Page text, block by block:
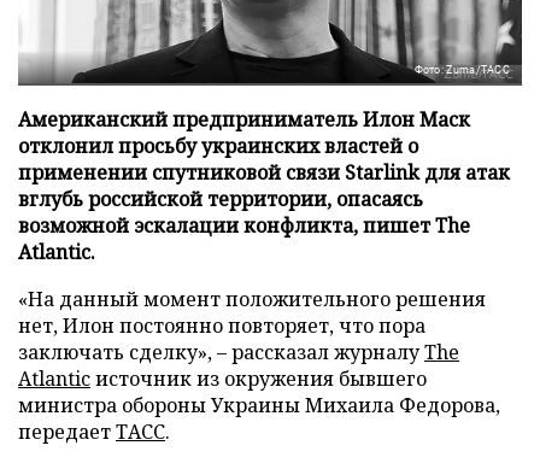
Фото: Zuma/ТАСС
Американский предприниматель Илон Маск
отклонил просьбу украинских властей о
применении спутниковой связи Starlink для атак
вглубь российской территории, опасаясь
возможной эскалации конфликта, пишет The
Atlantic.
«На данный момент положительного решения
нет, Илон постоянно повторяет, что пора
заключать сделку», – рассказал журналуThe
Atlanticисточник из окружения бывшего
министра обороны Украины Михаила Федорова,
передаетТАСС.